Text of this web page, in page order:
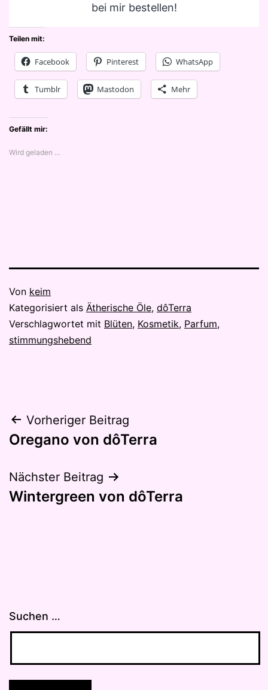
bei mir bestellen!
Teilen mit:
Facebook Pinterest WhatsApp
Tumblr Mastodon Mehr
Gefällt mir:
Wird geladen …
Veröffentlicht
am
17.
Oktober
Von keim
Kategorisiert als Ätherische Öle, dôTerra
Verschlagwortet mit Blüten, Kosmetik, Parfum,
stimmungshebend
Beitragsnavigation
Vorheriger Beitrag
Oregano von dôTerra
Nächster Beitrag
Wintergreen von dôTerra
Suchen …